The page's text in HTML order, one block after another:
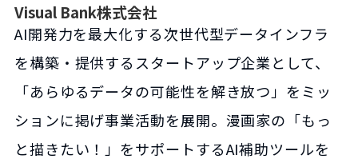
Visual Bank株式会社
AI開発力を最大化する次世代型データインフラ
を構築・提供するスタートアップ企業として、
「あらゆるデータの可能性を解き放つ」をミッ
ションに掲げ事業活動を展開。漫画家の「もっ
と描きたい！」をサポートするAI補助ツールを